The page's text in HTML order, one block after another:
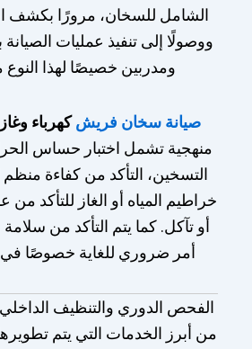
الشامل للسخان، مرورًا بكشف
ووصولًا إلى تنفيذ عمليات الصيانة
ومدربين خصيصًا لهذا النوع
صيانة سخان فريشكهرباء وغاز
منهجية تشمل اختبار حساس
التسخين، التأكد من كفاءة منظم
خراطيم المياه أو الغاز للتأكد
أو تآكل. كما يتم التأكد من
أمر ضروري للغاية خصوصًا في
الفحص الدوري والتنظيف
من أبرز الخدمات التي يتم